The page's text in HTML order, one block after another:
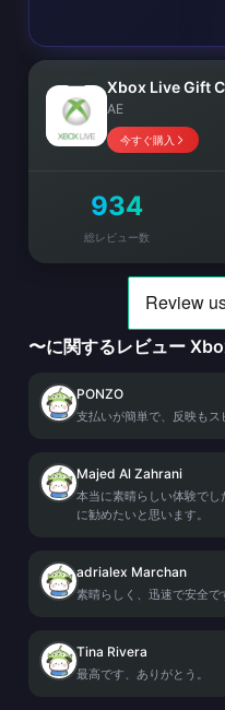
Xbox Live Gift
AE
今すぐ購入
934
総レビュー数
〜に関するレビュー
PONZO
支払いが簡単で、反映もス
Majed Al Zahrani
本当に素晴らしい体験で
に勧めたいと思います。
adrialex Marchan
素晴らしく、迅速で安全で
Tina Rivera
最高です、ありがとう。